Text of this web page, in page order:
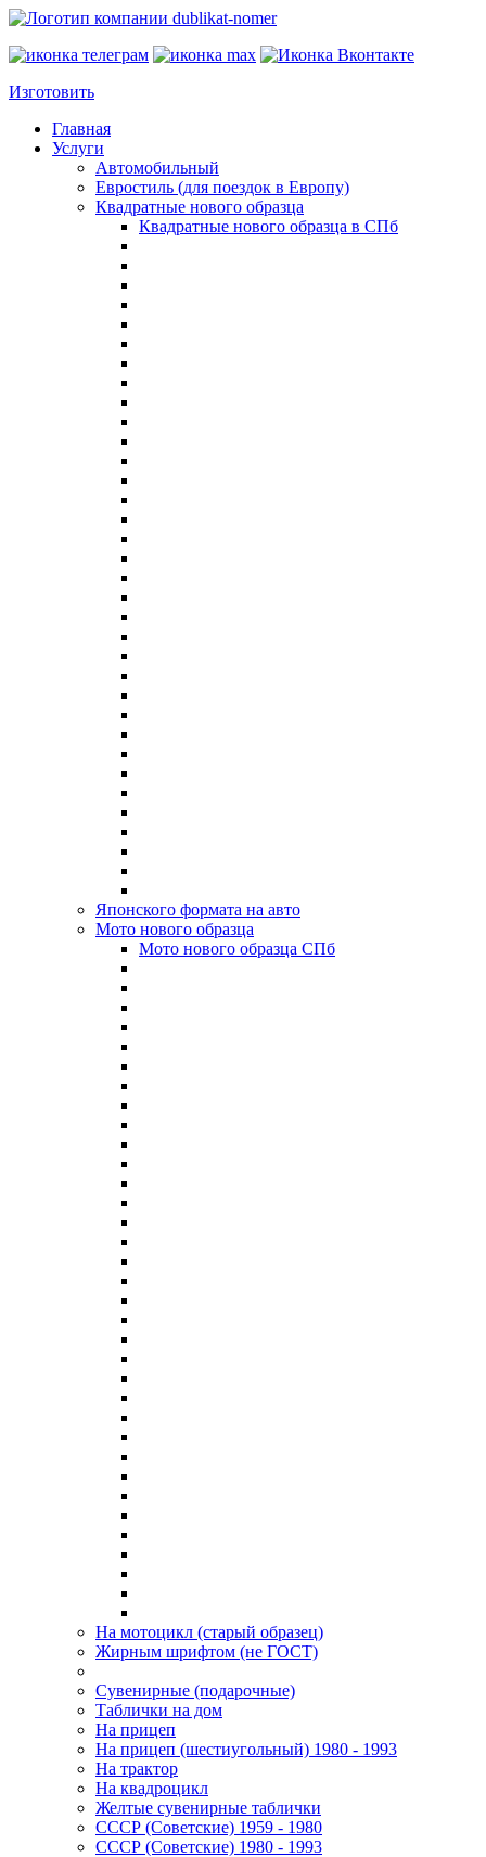
Изготовить
Главная
Услуги
Автомобильный
Евростиль (для поездок в Европу)
Квадратные нового образца
Квадратные нового образца в СПб
Японского формата на авто
Мото нового образца
Мото нового образца СПб
На мотоцикл (старый образец)
Жирным шрифтом (не ГОСТ)
Сувенирные (подарочные)
Таблички на дом
На прицеп
На прицеп (шестиугольный) 1980 - 1993
На трактор
На квадроцикл
Желтые сувенирные таблички
СССР (Советские) 1959 - 1980
СССР (Советские) 1980 - 1993